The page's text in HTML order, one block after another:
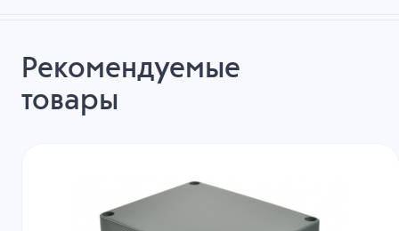
Рекомендуемые
товары